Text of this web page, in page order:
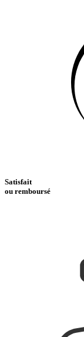
Satisfait
ou remboursé